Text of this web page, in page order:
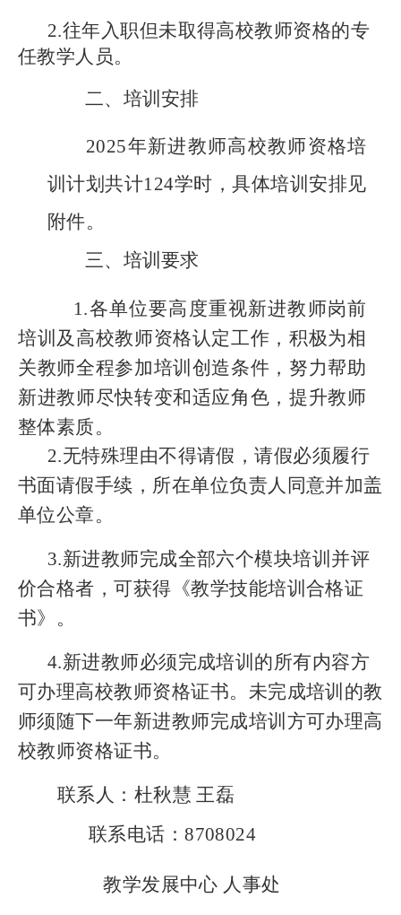
2.往年入职但未取得高校教师资格的专
任教学人员。
二、培训安排
2025年新进教师高校教师资格培
训计划共计124学时，具体培训安排见
附件。
三、培训要求
1.各单位要高度重视新进教师岗前
培训及高校教师资格认定工作，积极为相
关教师全程参加培训创造条件，努力帮助
新进教师尽快转变和适应角色，提升教师
整体素质。
2.无特殊理由不得请假，请假必须履行
书面请假手续，所在单位负责人同意并加盖
单位公章。
3.新进教师完成全部六个模块培训并评
价合格者，可获得《教学技能培训合格证
书》。
4.新进教师必须完成培训的所有内容方
可办理高校教师资格证书。未完成培训的教
师须随下一年新进教师完成培训方可办理高
校教师资格证书。
联系人：杜秋慧 王磊
联系电话：8708024
教学发展中心 人事处